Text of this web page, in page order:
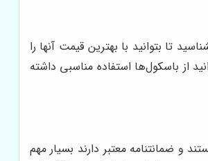
تا بتوانید با بهترین قیمت آنها را
از باسکول‌ها استفاده مناسبی داشته
و ضمانتنامه معتبر دارند بسیار مهم